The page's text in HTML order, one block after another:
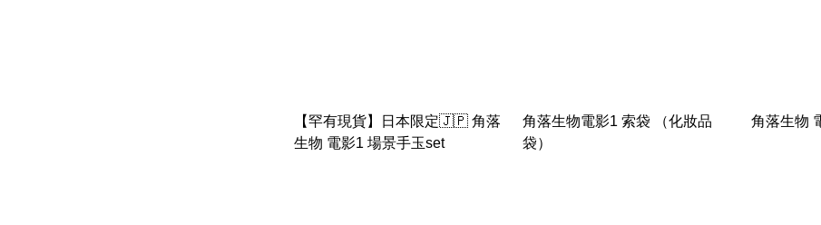
【罕有現貨】日本限定🇯🇵 角落
生物 電影1 場景手玉set
角落生物電影1 索袋 （化妝品
袋）
角落生物